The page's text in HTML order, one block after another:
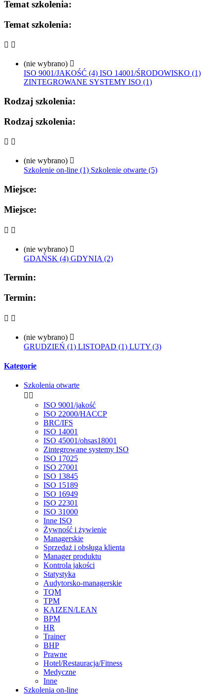
Temat szkolenia:
Temat szkolenia:
 
(nie wybrano) 
ISO 9001/JAKOŚĆ (4) ISO 14001/ŚRODOWISKO (1)
ZINTEGROWANE SYSTEMY ISO (1)
Rodzaj szkolenia:
Rodzaj szkolenia:
 
(nie wybrano) 
Szkolenie on-line (1) Szkolenie otwarte (5)
Miejsce:
Miejsce:
 
(nie wybrano) 
GDAŃSK (4) GDYNIA (2)
Termin:
Termin:
 
(nie wybrano) 
GRUDZIEŃ (1) LISTOPAD (1) LUTY (3)
Kategorie
Szkolenia otwarte
 
ISO 9001/jakość
ISO 22000/HACCP
BRC/IFS
ISO 14001
ISO 45001/ohsas18001
Zintegrowane systemy ISO
ISO 17025
ISO 27001
ISO 13845
ISO 15189
ISO 16949
ISO 22301
ISO 31000
Inne ISO
Żywność i żywienie
Managerskie
Sprzedaż i obsługa klienta
Manager produktu
Kontrola jakości
Statystyka
Audytorsko-managerskie
TQM
TPM
KAIZEN/LEAN
BPM
HR
Trainer
BHP
Prawne
Hotel/Restauracja/Fitness
Medyczne
Inne
Szkolenia on-line